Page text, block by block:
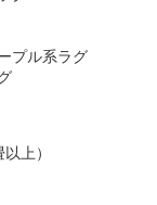
プル系ラグ
上）